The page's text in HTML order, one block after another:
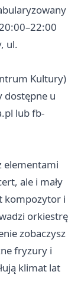
ul.
Kultury)
u
lubfb-
elementami
ale i mały
kompozytor i
orkiestrę
zobaczysz
fryzury i
klimat lat